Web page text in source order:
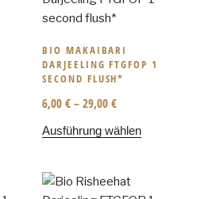
BIO MAKAIBARI
DARJEELING FTGFOP 1
SECOND FLUSH*
6,00 € – 29,00 €
Ausführung wählen